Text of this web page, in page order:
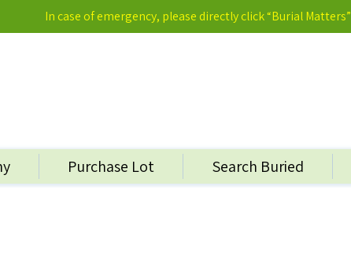
In case of emergency, please directly click “Burial Matters”
Purchase Lot Search Buried